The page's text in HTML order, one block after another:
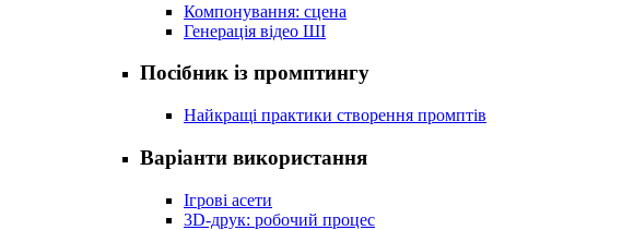
Компонування: сцена
Генерація відео ШІ
Посібник із промптингу
Найкращі практики створення промптів
Варіанти використання
Ігрові асети
3D-друк: робочий процес